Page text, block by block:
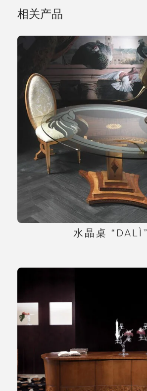
相关产品
水晶桌 “DALÌ”